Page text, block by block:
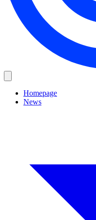
Homepage
News